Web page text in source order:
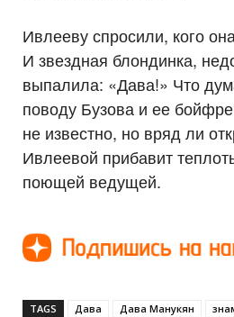
Ивлееву спросили, кого
И звездная блондинка,
выпалила: «Дава!» Что
поводу Бузова и ее
не известно, но вряд ли
Ивлеевой прибавит
поющей ведущей.
TAGS Дава Дава Манукян